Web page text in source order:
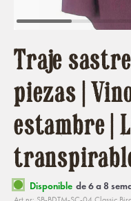
Traje
piezas |
estambre |
Disponible de 6 a 8